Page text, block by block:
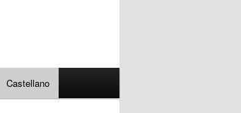
Castellano